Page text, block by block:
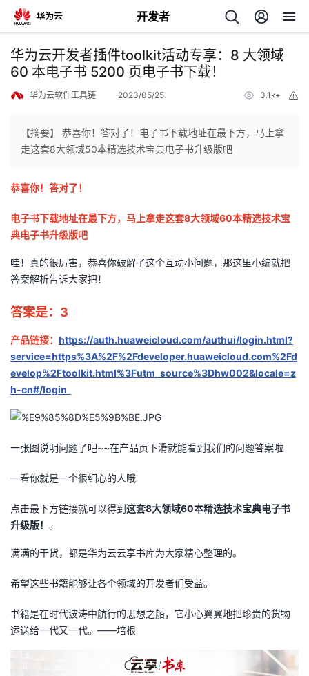
开发者
返
回
主
页
的
开
者
我
子
直
的
我
注
开
的
我
华为云开发者插件toolkit活动专享：8 大领域
60 本电子书 5200 页电子书下载！
华为云软件工具链 2023/05/25 3.1k+
【摘要】 恭喜你！答对了！电子书下载地址在最下方，马上拿
走这套8大领域50本精选技术宝典电子书升级版吧
恭喜你！答对了！
电子书下载地址在最下方，马上拿走这套8大领域60本精选技术宝
典电子书升级版吧
哇！真的很厉害，恭喜你破解了这个互动小问题，那这里小编就把
答案解析告诉大家把！
答案是：3
产品链接： https://auth.huaweicloud.com/authui/login.html?
service=https%3A%2F%2Fdeveloper.huaweicloud.com%2Fd
evelop%2Ftoolkit.html%3Futm_source%3Dhw002&locale=z
h-cn#/login
一张图说明问题了吧~~在产品页下滑就能看到我们的问题答案啦
一看你就是一个很细心的人哦
点击最下方链接就可以得到这套8大领域60本精选技术宝典电子书
升级版！ 。
满满的干货，都是华为云云享书库为大家精心整理的。
希望这些书籍能够让各个领域的开发者们受益。
书籍是在时代波涛中航行的思想之船，它小心翼翼地把珍贵的货物
运送给一代又一代。——培根